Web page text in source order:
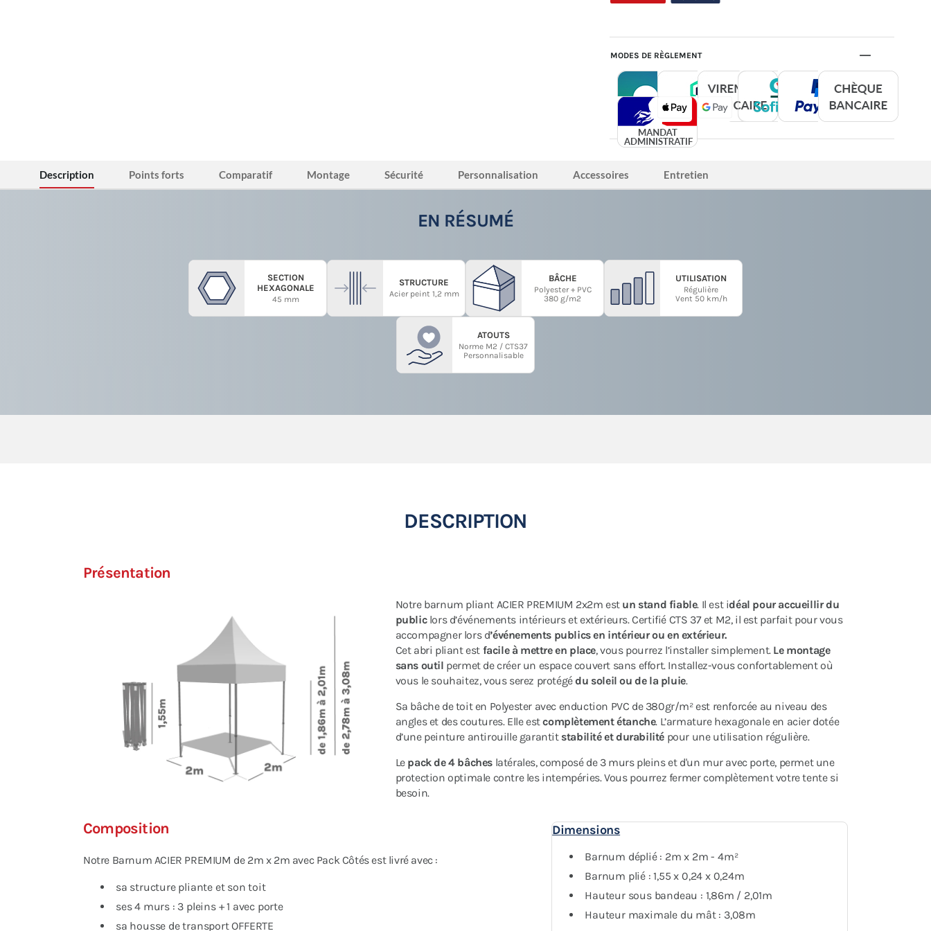
MODES DE RÈGLEMENT
Description Points forts Comparatif Montage Sécurité Personnalisation Accessoires Entretien
EN RÉSUMÉ
SECTION
HEXAGONALE
45 mm
STRUCTURE
Acier peint 1,2 mm
BÂCHE
Polyester + PVC
380 g/m2
UTILISATION
Régulière
Vent 50 km/h
ATOUTS
Norme M2 / CTS37
Personnalisable
DESCRIPTION
Présentation
Notre barnum pliant ACIER PREMIUM 2x2m est un stand fiable. Il est idéal pour accueillir du
publiclors d’événements intérieurs et extérieurs. Certifié CTS 37 et M2, il est parfait pour vous
accompagner lors d’événements publics en intérieur ou en extérieur.
Cet abri pliant est facile à mettre en place, vous pourrez l’installer simplement. Le montage
sans outil permet de créer un espace couvert sans effort. Installez-vous confortablement où
vous le souhaitez, vous serez protégédu soleil ou de la pluie.
Sa bâche de toit en Polyester avec enduction PVC de 380gr/m² est renforcée au niveau des
angles et des coutures. Elle estcomplètement étanche. L’armature hexagonale en acier dotée
d’une peinture antirouille garantit stabilité et durabilité pour une utilisation régulière.
Lepack de 4 bâches latérales, composé de 3 murs pleins et d'un mur avec porte, permet une
protection optimale contre les intempéries. Vous pourrez fermer complètement votre tente si
besoin.
Composition
Notre Barnum ACIER PREMIUM de 2m x 2m avec Pack Côtés est livré avec :
sa structure pliante et son toit
ses 4 murs : 3 pleins + 1 avec porte
sa housse de transport OFFERTE
Dimensions
Barnum déplié : 2m x 2m - 4m²
Barnum plié : 1,55 x 0,24 x 0,24m
Hauteur sous bandeau : 1,86m / 2,01m
Hauteur maximale du mât : 3,08m